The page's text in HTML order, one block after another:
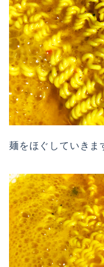
麺をほぐしていきま